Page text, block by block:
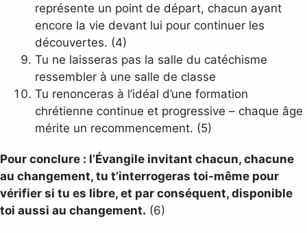
représente un point de départ, chacun ayant
encore la vie devant lui pour continuer les
découvertes. (4)
Tu ne laisseras pas la salle du catéchisme
ressembler à une salle de classe
Tu renonceras à l’idéal d’une formation
chrétienne continue et progressive – chaque âge
mérite un recommencement. (5)
Pour conclure : l’Évangile invitant chacun, chacune
au changement, tu t’interrogeras toi-même pour
vérifier si tu es libre, et par conséquent, disponible
toi aussi au changement. (6)